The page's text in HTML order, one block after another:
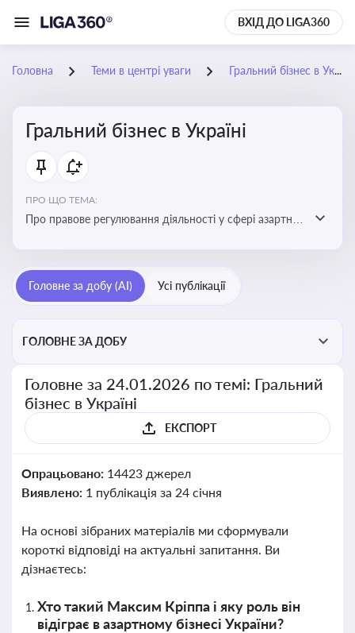
ВХІД ДО LIGA360
Головна Теми в центрі уваги Гральний бізнес в Україні
Гральний бізнес в Україні
ПРО ЩО ТЕМА:
Про правове регулювання діяльності у сфері азартних
реальні кейси
Головне за добу (AI) Усі публікації
ГОЛОВНЕ ЗА ДОБУ
Головне за 24.01.2026 по темі: Гральний
бізнес в Україні
ЕКСПОРТ
Опрацьовано: 14423 джерел
Виявлено: 1 публікація за 24 січня
На основі зібраних матеріалів ми сформували
короткі відповіді на актуальні запитання. Ви
дізнаєтесь:
Хто такий Максим Кріппа і яку роль він
відіграє в азартному бізнесі України?